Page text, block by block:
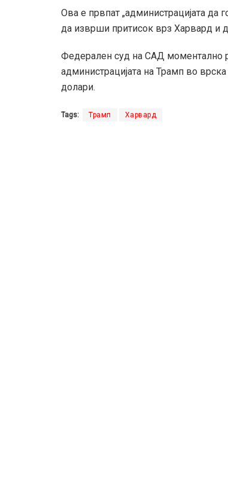
Ова е првпат „администрацијата да
да изврши притисок врз Харвард и
Федерален суд на САД моментално
администрацијата на Трамп во
долари.
Tags: Трамп Харвард